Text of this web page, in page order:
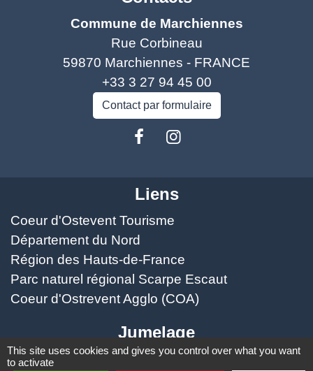
Commune de Marchiennes
Rue Corbineau
59870 Marchiennes - FRANCE
+33 3 27 94 45 00
Contact par formulaire
Liens
Coeur d'Ostevent Tourisme
Département du Nord
Région des Hauts-de-France
Parc naturel régional Scarpe Escaut
Coeur d'Ostrevent Agglo (COA)
Jumelage
Speldhurst (Kent - ANGLETERRE)
This site uses cookies and gives you control over what you want
to activate